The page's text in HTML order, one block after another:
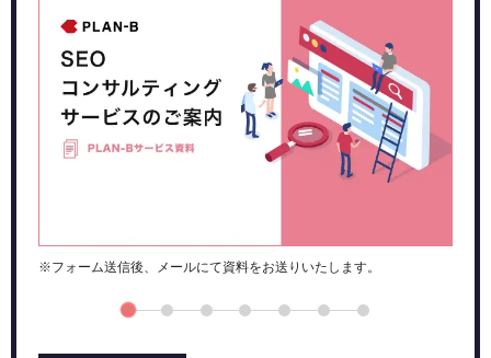
5.検索タイプ
検索アナリティクスの見方
検索アナリティクス使用例
※フォーム送信後、メールにて資料をお送りいたします。